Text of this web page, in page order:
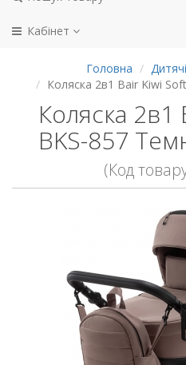
Кабінет
Головна
Коляска 2в1 Bair Kiwi
Коляска 2в1
BKS-857
(Код